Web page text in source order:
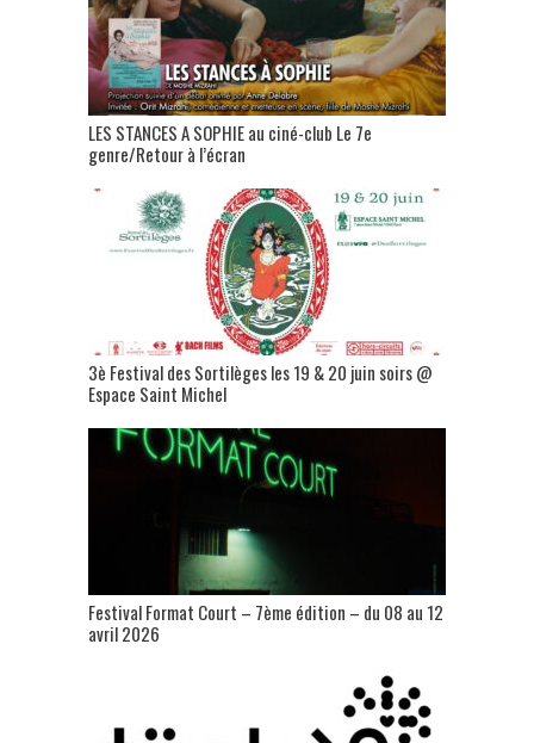
LES STANCES A SOPHIE au ciné-club Le 7e
genre/Retour à l’écran
3è Festival des Sortilèges les 19 & 20 juin soirs @
Espace Saint Michel
Festival Format Court – 7ème édition – du 08 au 12
avril 2026